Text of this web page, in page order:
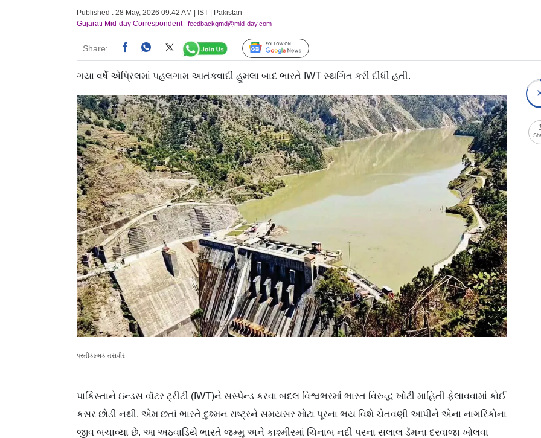
Published : 28 May, 2026 09:42 AM | IST | Pakistan
Gujarati Mid-day Correspondent| feedbackgmd@mid-day.com
Share: Follow Us
ગયા વર્ષે એપ્રિલમાં પહલગામ આતંકવાદી હુમલા બાદ ભારતે IWT સ્થગિત કરી દીધી હતી.
પ્રતીકાત્મક તસવીર
પાકિસ્તાને ઇન્ડસ વૉટર ટ્રીટી (IWT)ને સસ્પેન્ડ કરવા બદલ વિશ્વભરમાં ભારત વિરુદ્ધ ખોટી માહિતી ફેલાવવામાં કોઈ
કસર છોડી નથી. એમ છતાં ભારતે દુશ્મન રાષ્ટ્રને સમયસર મોટા પૂરના ભય વિશે ચેતવણી આપીને એના નાગરિકોના
જીવ બચાવ્યા છે. આ અઠવાડિયે ભારતે જમ્મુ અને કાશ્મીરમાં ચિનાબ નદી પરના સલાલ ડૅમના દરવાજા ખોલવા